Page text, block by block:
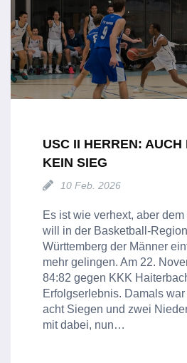
USC II HERREN: AUCH
KEIN SIEG
10 Feb. 2026
Es ist wie verhext, aber dem
will in der Basketball-
Württemberg der Männer
mehr gelingen. Am 22.
84:82 gegen KKK
Erfolgserlebnis. Damals
acht Siegen und zwei
mit dabei, nun…